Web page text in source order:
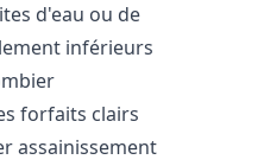
d'eau ou de
inférieurs
forfaits clairs
assainissement